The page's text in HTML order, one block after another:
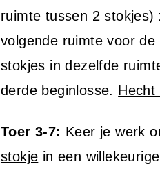
ruimte tussen 2
volgende ruimte voor
stokjes in dezelfde
derde beginlosse. Hecht
Toer 3-7: Keer je werk
stokje in een